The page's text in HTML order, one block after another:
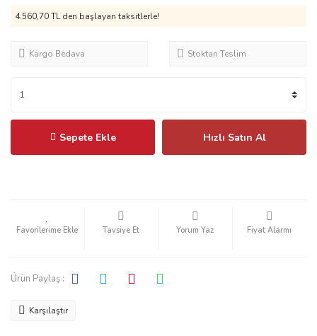
4.560,70 TLden başlayan taksitlerle!
Kargo Bedava Stoktan Teslim
Sepete Ekle Hızlı Satın Al
Tavsiye Et Yorum Yaz Fiyat Alarmı
Ürün Paylaş :
Karşılaştır